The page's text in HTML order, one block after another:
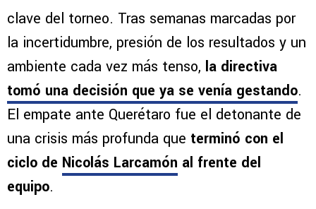
clave del torneo. Tras semanas marcadas por
la incertidumbre, presión de los resultados y un
ambiente cada vez más tenso, la directiva
tomó una decisión que ya se venía gestando.
El empate ante Querétaro fue el detonante de
una crisis más profunda que terminó con el
ciclo de Nicolás Larcamón al frente del
equipo.